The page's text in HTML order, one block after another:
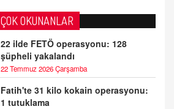
ÇOK OKUNANLAR
22 ilde FETÖ operasyonu: 128
şüpheli yakalandı
22 Temmuz 2026 Çarşamba
Fatih'te 31 kilo kokain operasyonu:
1 tutuklama